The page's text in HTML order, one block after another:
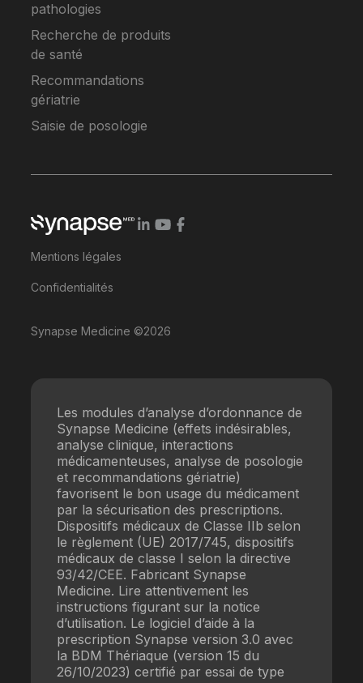
pathologies
Recherche de produits
de santé
Recommandations
gériatrie
Saisie de posologie
Mentions légales
Confidentialités
Synapse Medicine ©2026
Les modules d’analyse d’ordonnance de
Synapse Medicine (effets indésirables,
analyse clinique, interactions
médicamenteuses, analyse de posologie
et recommandations gériatrie)
favorisent le bon usage du médicament
par la sécurisation des prescriptions.
Dispositifs médicaux de Classe IIb selon
le règlement (UE) 2017/745, dispositifs
médicaux de classe I selon la directive
93/42/CEE. Fabricant Synapse
Medicine. Lire attentivement les
instructions figurant sur la notice
d’utilisation. Le logiciel d’aide à la
prescription Synapse version 3.0 avec
la BDM Thériaque (version 15 du
26/10/2023) certifié par essai de type